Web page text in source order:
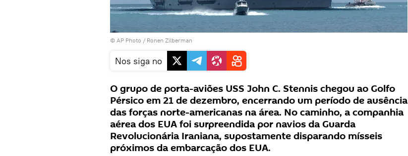
© AP Photo / Ronen Zilberman
Nos siga no
O grupo de porta-aviões USS John C. Stennis chegou ao Golfo
Pérsico em 21 de dezembro, encerrando um período de ausência
das forças norte-americanas na área. No caminho, a companhia
aérea dos EUA foi surpreendida por navios da Guarda
Revolucionária Iraniana, supostamente disparando mísseis
próximos da embarcação dos EUA.